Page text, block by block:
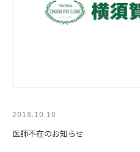
2018.10.10
医師不在のお知らせ